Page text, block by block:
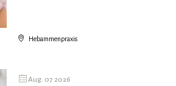
Hebammenpraxis
Aug. 07 2026